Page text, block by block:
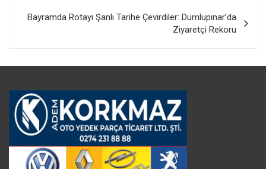
Bayramda Rotayı Şanlı Tarihe Çevirdiler: Dumlupınar’da
Ziyaretçi Rekoru